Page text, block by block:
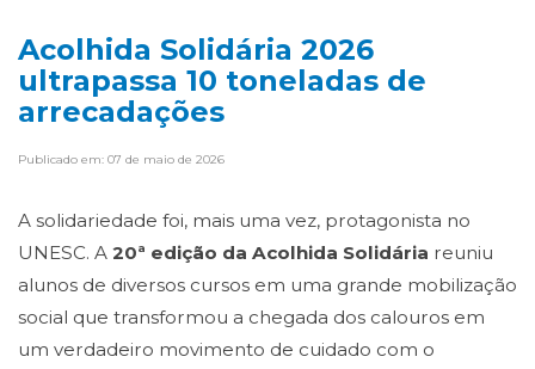
Acolhida Solidária 2026
ultrapassa 10 toneladas de
arrecadações
Publicado em: 07 de maio de 2026
A solidariedade foi, mais uma vez, protagonista no
UNESC. A 20ª edição da Acolhida Solidária reuniu
alunos de diversos cursos em uma grande mobilização
social que transformou a chegada dos calouros em
um verdadeiro movimento de cuidado com o